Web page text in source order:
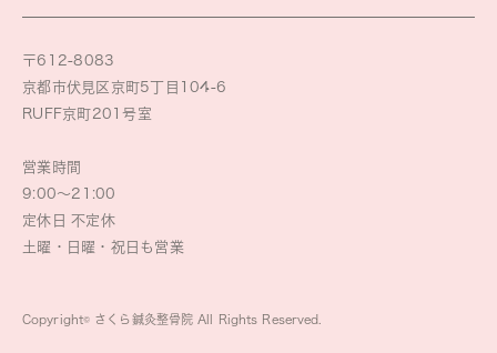
〒612-8083
京都市伏見区京町5丁目104-6
RUFF京町201号室
営業時間
9:00～21:00
定休日 不定休
土曜・日曜・祝日も営業
Copyright© さくら鍼灸整骨院 All Rights Reserved.